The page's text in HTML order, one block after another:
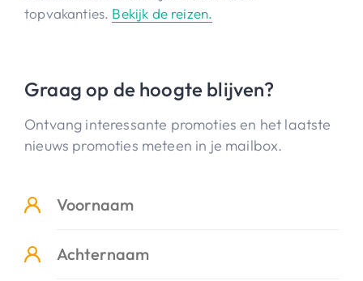
topvakanties. Bekijk de reizen.
Graag op de hoogte blijven?
Ontvang interessante promoties en het laatste
nieuws promoties meteen in je mailbox.